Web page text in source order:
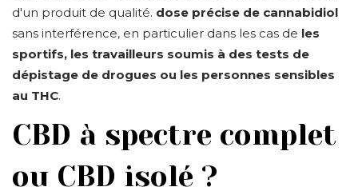
d'un produit de qualité. dose précise de cannabidiol
sans interférence, en particulier dans les cas de les
sportifs, les travailleurs soumis à des tests de
dépistage de drogues ou les personnes sensibles
au THC.
CBD à spectre complet
ou CBD isolé ?